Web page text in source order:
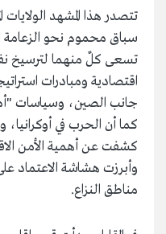
تتصدر هذا المشهد الولايات
سباق محموم نحو الزعامة
تسعى كلٌ منهما لترسيخ
اقتصادية ومبادرات
جانب الصين، وسياسات
كما أن الحرب في
كشفت عن أهمية الأمن
وأبرزت هشاشة الاعتماد
مناطق النزاع.